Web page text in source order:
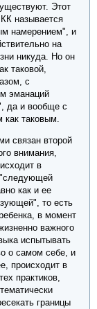
Этот
называется
намерением", и
на
никуда. Но он
таковой,
с
эманаций
да и вообще с
как таковым.
связан второй
внимания,
в
"следующей
как и ее
то есть
в момент
важного
испытывать
о самом себе, и
происходит в
практиков,
границы